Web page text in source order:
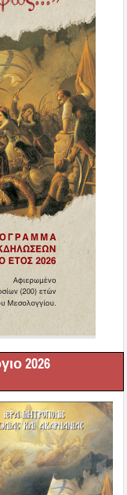
2026